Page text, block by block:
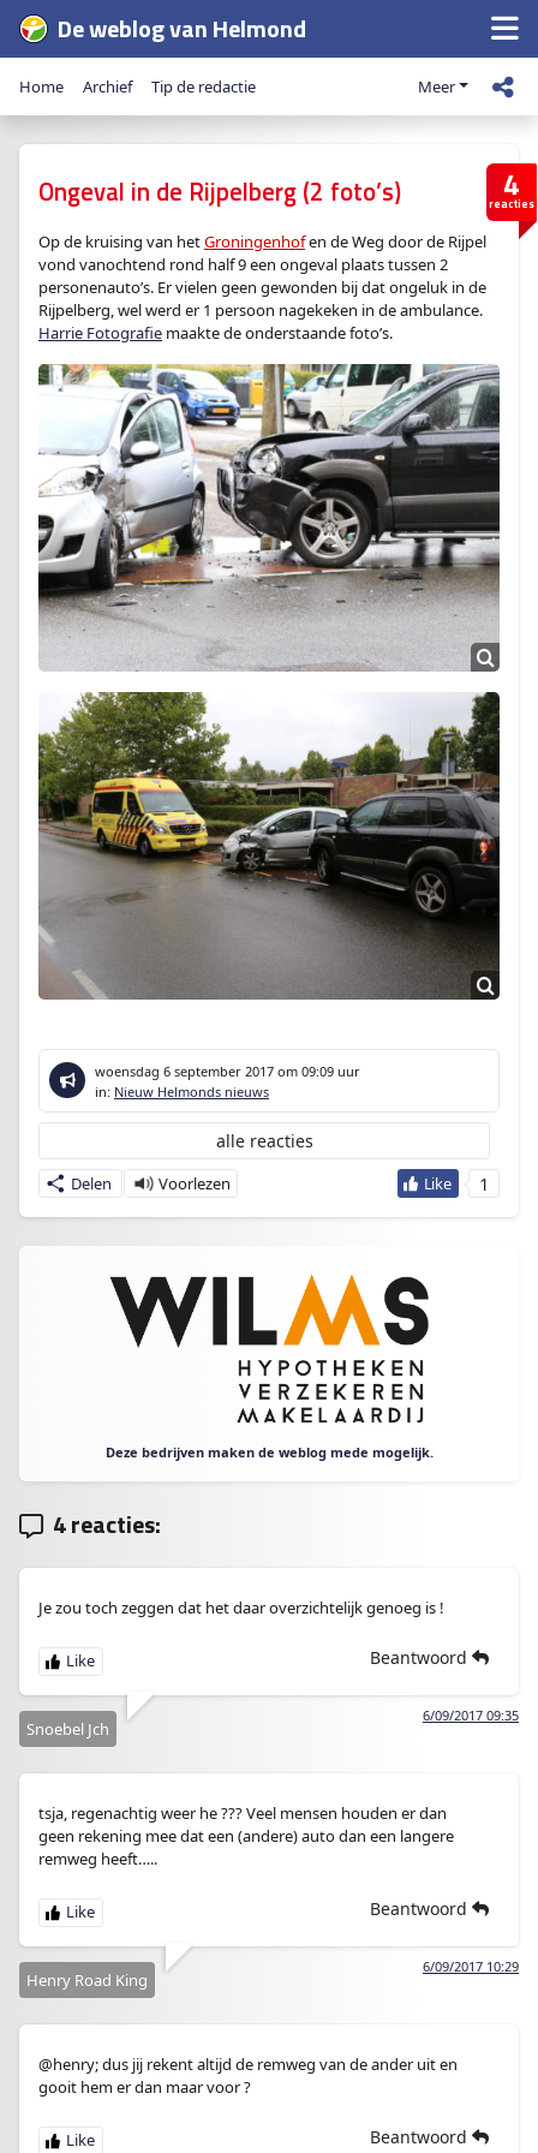
De weblog van Helmond
Home Archief Tip de redactie Meer
4
reacties
Ongeval in de Rijpelberg (2 foto’s)
Op de kruising van hetGroningenhofen de Weg door de Rijpel
vond vanochtend rond half 9 een ongeval plaats tussen 2
personenauto’s. Er vielen geen gewonden bij dat ongeluk in de
Rijpelberg, wel werd er 1 persoon nagekeken in de ambulance.
Harrie Fotografie maakte de onderstaande foto’s.
woensdag 6 september 2017 om 09:09 uur
in: Nieuw Helmonds nieuws
1
Delen
alle reacties
Deze bedrijven maken de weblog mede mogelijk.
4 reacties:
Je zou toch zeggen dat het daar overzichtelijk genoeg is !
Beantwoord
6/09/2017 09:35
Snoebel Jch
tsja, regenachtig weer he ??? Veel mensen houden er dan
geen rekening mee dat een (andere) auto dan een langere
remweg heeft…..
Beantwoord
6/09/2017 10:29
Henry Road King
@henry; dus jij rekent altijd de remweg van de ander uit en
gooit hem er dan maar voor ?
Beantwoord